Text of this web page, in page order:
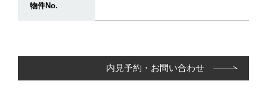
物件No.
内見予約・お問い合わせ